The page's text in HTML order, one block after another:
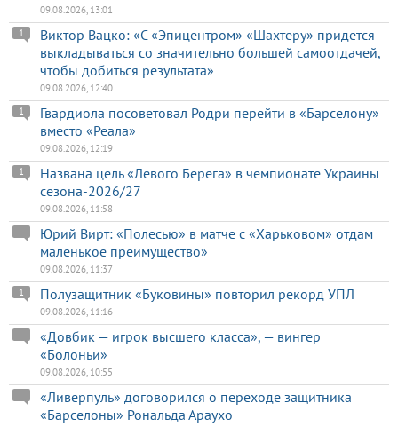
09.08.2026, 13:01
Виктор Вацко: «С «Эпицентром» «Шахтеру» придется
выкладываться со значительно большей самоотдачей,
чтобы добиться результата»
1
09.08.2026, 12:40
Гвардиола посоветовал Родри перейти в «Барселону»
вместо «Реала»
1
09.08.2026, 12:19
Названа цель «Левого Берега» в чемпионате Украины
сезона-2026/27
1
09.08.2026, 11:58
Юрий Вирт: «Полесью» в матче с «Харьковом» отдам
маленькое преимущество»
09.08.2026, 11:37
Полузащитник «Буковины» повторил рекорд УПЛ
1
09.08.2026, 11:16
«Довбик — игрок высшего класса», — вингер
«Болоньи»
09.08.2026, 10:55
«Ливерпуль» договорился о переходе защитника
«Барселоны» Рональда Араухо